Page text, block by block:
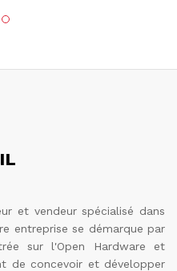
et vendeur spécialisé dans
entreprise se démarque par
sur l'Open Hardware et
de concevoir et développer